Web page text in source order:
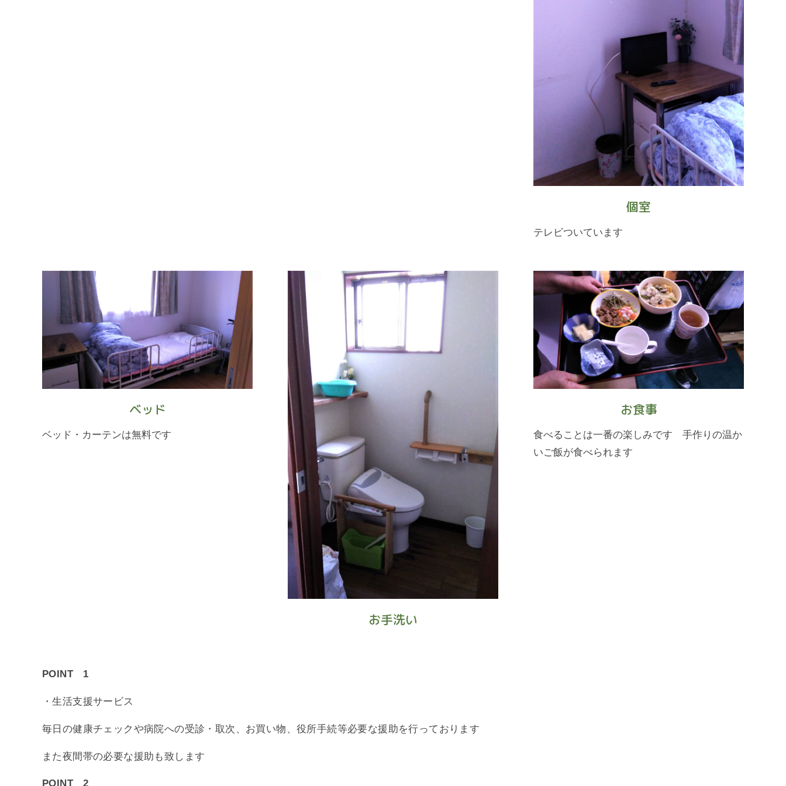
個室
テレビついています
ベッド
ベッド・カーテンは無料です
お手洗い
お食事
食べることは一番の楽しみです 手作りの温か
いご飯が食べられます
POINT 1
・生活支援サービス
毎日の健康チェックや病院への受診・取次、お買い物、役所手続等必要な援助を行っております
また夜間帯の必要な援助も致します
POINT 2